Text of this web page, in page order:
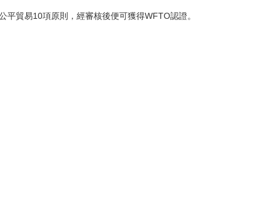
貿易10項原則，經審核後便可獲得WFTO認證。